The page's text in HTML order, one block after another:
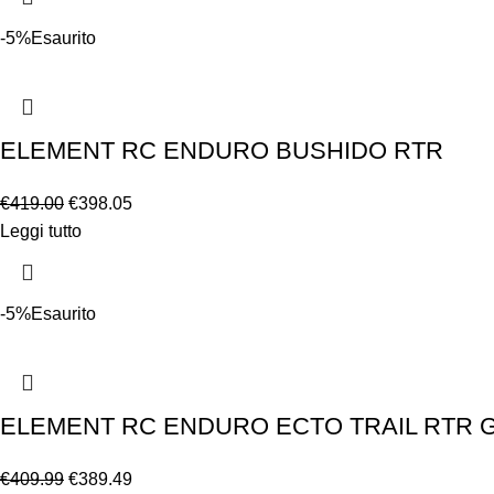
-5%Esaurito
ELEMENT RC ENDURO BUSHIDO RTR
€419.00 €398.05
Leggi tutto
-5%Esaurito
ELEMENT RC ENDURO ECTO TRAIL RTR
€409.99 €389.49